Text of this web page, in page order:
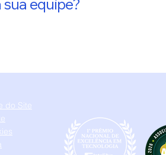
equipe?
do Site